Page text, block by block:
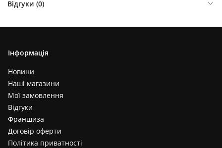
Відгуки (0)
Інформація
Новини
Наші магазини
Мої замовлення
Відгуки
Франшиза
Договір оферти
Політика приватності